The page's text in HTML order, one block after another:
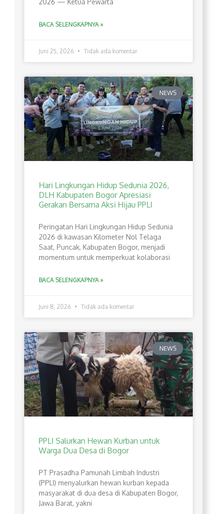
2026 — Ketua Pewarta
BACA SELENGKAPNYA »
Juni 25, 2026 Tidak ada komentar
NEWS
Hari Lingkungan Hidup Sedunia 2026,
DLH Kabupaten Bogor Apresiasi
Gerakan Bersama Aksi Hijau PPLI
Peringatan Hari Lingkungan Hidup Sedunia
2026 di kawasan Kilometer Nol Telaga
Saat, Puncak, Kabupaten Bogor, menjadi
momentum untuk memperkuat kolaborasi
BACA SELENGKAPNYA »
Juni 8, 2026 Tidak ada komentar
NEWS
PPLI Salurkan Hewan Kurban untuk
Warga Dua Desa di Bogor
PT Prasadha Pamunah Limbah Industri
(PPLI) menyalurkan hewan kurban kepada
masyarakat di dua desa di Kabupaten Bogor,
Jawa Barat, yakni